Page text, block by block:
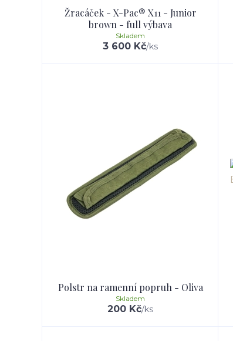
Žracáček - X-Pac® X11 - Junior
brown - full výbava
3 600 Kč/ks
Skladem
Polstr na ramenní popruh - Oliva
200 Kč/ks
Skladem